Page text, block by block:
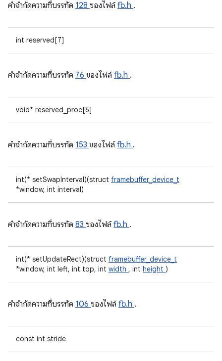
คําจํากัดความที่บรรทัด 128 ของไฟล์fb.h .
int reserved[7]
คําจํากัดความที่บรรทัด 76 ของไฟล์fb.h .
void* reserved_proc[6]
คําจํากัดความที่บรรทัด 153 ของไฟล์fb.h .
int(* setSwapInterval)(struct framebuffer_device_t
*window, int interval)
คําจํากัดความที่บรรทัด 83 ของไฟล์fb.h .
int(* setUpdateRect)(struct framebuffer_device_t
*window, int left, int top, int width , int height )
คําจํากัดความที่บรรทัด 106 ของไฟล์fb.h .
const int stride